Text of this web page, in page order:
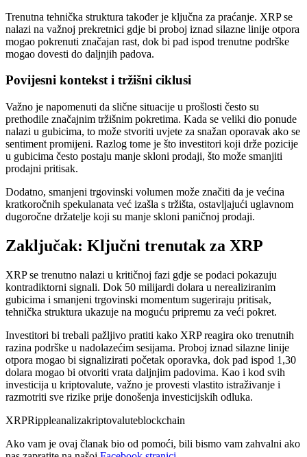
Trenutna tehnička struktura također je ključna za praćanje. XRP se
nalazi na važnoj prekretnici gdje bi proboj iznad silazne linije otpora
mogao pokrenuti značajan rast, dok bi pad ispod trenutne podrške
mogao dovesti do daljnjih padova.
Povijesni kontekst i tržišni ciklusi
Važno je napomenuti da slične situacije u prošlosti često su
prethodile značajnim tržišnim pokretima. Kada se veliki dio ponude
nalazi u gubicima, to može stvoriti uvjete za snažan oporavak ako se
sentiment promijeni. Razlog tome je što investitori koji drže pozicije
u gubicima često postaju manje skloni prodaji, što može smanjiti
prodajni pritisak.
Dodatno, smanjeni trgovinski volumen može značiti da je većina
kratkoročnih spekulanata već izašla s tržišta, ostavljajući uglavnom
dugoročne držatelje koji su manje skloni paničnoj prodaji.
Zaključak: Ključni trenutak za XRP
XRP se trenutno nalazi u kritičnoj fazi gdje se podaci pokazuju
kontradiktorni signali. Dok 50 milijardi dolara u nerealiziranim
gubicima i smanjeni trgovinski momentum sugeriraju pritisak,
tehnička struktura ukazuje na moguću pripremu za veći pokret.
Investitori bi trebali pažljivo pratiti kako XRP reagira oko trenutnih
razina podrške u nadolazećim sesijama. Proboj iznad silazne linije
otpora mogao bi signalizirati početak oporavka, dok pad ispod 1,30
dolara mogao bi otvoriti vrata daljnjim padovima. Kao i kod svih
investicija u kriptovalute, važno je provesti vlastito istraživanje i
razmotriti sve rizike prije donošenja investicijskih odluka.
XRPRippleanalizakriptovaluteblockchain
Ako vam je ovaj članak bio od pomoći, bili bismo vam zahvalni ako